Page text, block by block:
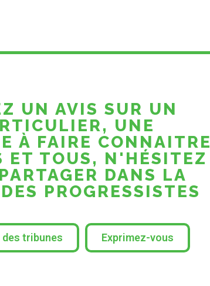
UN AVIS SUR UN
UNE
À FAIRE CONNAITRE
ET TOUS, N'HÉSITEZ
DANS LA
PROGRESSISTES
tribunes Exprimez-vous